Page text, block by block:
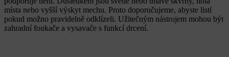
místa nebo vyšší výskyt mechu. Proto doporučujeme, abyste listí
pokud možno pravidelně odklízeli. Užitečným nástrojem mohou být
zahradní foukače a vysavače s funkcí drcení.